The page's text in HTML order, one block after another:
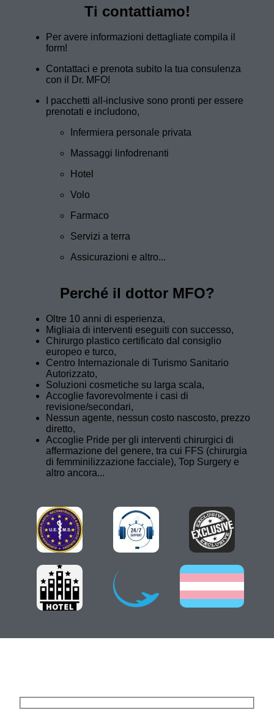
Ti contattiamo!
Per avere informazioni dettagliate compila il
form!
Contattaci e prenota subito la tua consulenza
con il Dr. MFO!
I pacchetti all-inclusive sono pronti per essere
prenotati e includono,
Infermiera personale privata
Massaggi linfodrenanti
Hotel
Volo
Farmaco
Servizi a terra
Assicurazioni e altro...
Perché il dottor MFO?
Oltre 10 anni di esperienza,
Migliaia di interventi eseguiti con successo,
Chirurgo plastico certificato dal consiglio
europeo e turco,
Centro Internazionale di Turismo Sanitario
Autorizzato,
Soluzioni cosmetiche su larga scala,
Accoglie favorevolmente i casi di
revisione/secondari,
Nessun agente, nessun costo nascosto, prezzo
diretto,
Accoglie Pride per gli interventi chirurgici di
affermazione del genere, tra cui FFS (chirurgia
di femminilizzazione facciale), Top Surgery e
altro ancora...